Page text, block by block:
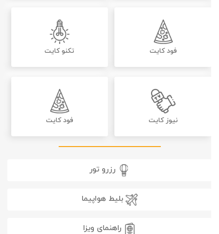
فود کایت تکنو کایت
نیوز کایت فود کایت
رزرو تور
بلیط هواپیما
راهنمای ویزا